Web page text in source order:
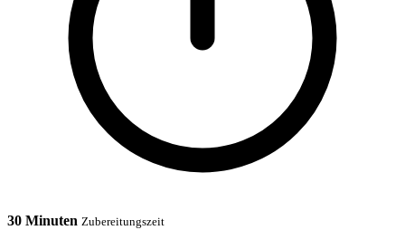
30 Minuten Zubereitungszeit